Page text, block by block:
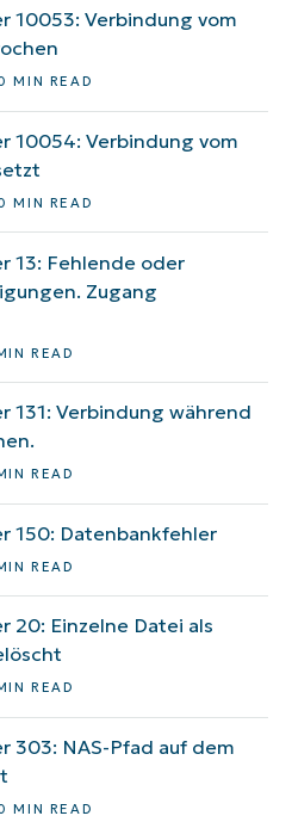
10053: Verbindung vom
MIN READ
10054: Verbindung vom
MIN READ
13: Fehlende oder
Zugang
READ
131: Verbindung während
READ
150: Datenbankfehler
READ
20: Einzelne Datei als
READ
303: NAS-Pfad auf dem
MIN READ